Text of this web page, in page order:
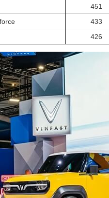
451
433
426